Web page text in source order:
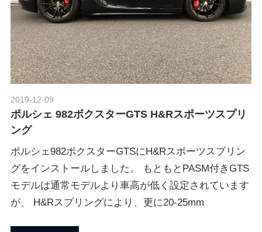
r
t
ポ
ル
シ
ス
レ
ポ
ー
ト
な
ど
を
ご
介
い
た
し
2019-12-09
ポルシェ 982ボクスターGTS H&Rスポーツスプリ
ング
ポルシェ982ボクスターGTSにH&Rスポーツスプリン
グをインストールしました。 もともとPASM付きGTS
モデルは通常モデルより車高が低く設定されています
が、 H&Rスプリングにより、更に20-25mm